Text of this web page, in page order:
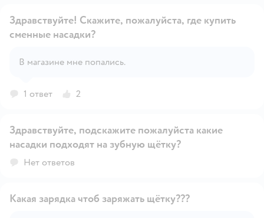
Здравствуйте! Скажите, пожалуйста, где купить
сменные насадки?
В магазине мне попались.
1 ответ 2
Открыть вопрос
Здравствуйте, подскажите пожалуйста какие
насадки подходят на зубную щётку?
Нет ответов
Какая зарядка чтоб заряжать щётку???